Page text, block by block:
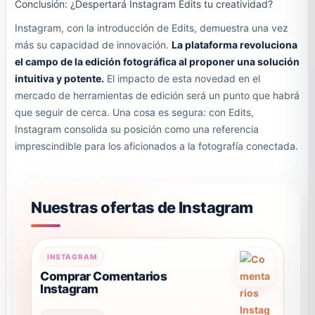
Conclusión: ¿Despertará Instagram Edits tu creatividad?
Instagram, con la introducción de Edits, demuestra una vez
más su capacidad de innovación. La plataforma revoluciona
el campo de la edición fotográfica al proponer una solución
intuitiva y potente. El impacto de esta novedad en el
mercado de herramientas de edición será un punto que habrá
que seguir de cerca. Una cosa es segura: con Edits,
Instagram consolida su posición como una referencia
imprescindible para los aficionados a la fotografía conectada.
Nuestras ofertas de Instagram
INSTAGRAM
Comprar Comentarios
Instagram
Este
producto
tiene